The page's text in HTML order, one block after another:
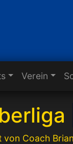
Verein
Coach